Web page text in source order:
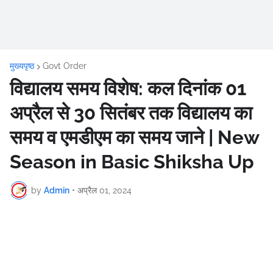
मुख्यपृष्ठ Govt Order
विद्यालय समय विशेष: कल दिनांक 01
अप्रैल से 30 सितंबर तक विद्यालय का
समय व एमडीएम का समय जाने | New
Season in Basic Shiksha Up
by Admin • अप्रैल 01, 2024